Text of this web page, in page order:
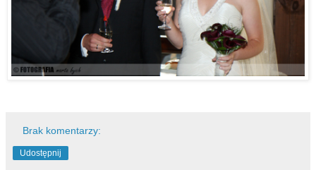
Brak komentarzy:
Udostępnij